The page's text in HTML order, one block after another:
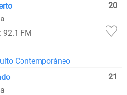
20
92.1 FM
Contemporáneo
21